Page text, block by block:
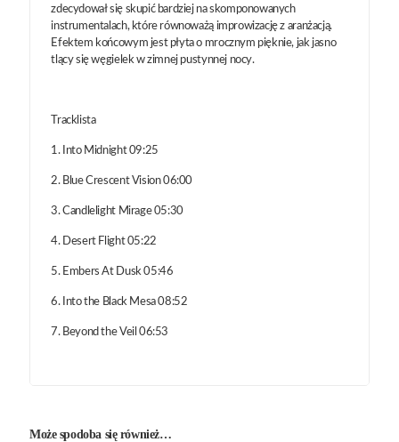
zdecydował się skupić bardziej na skomponowanych
instrumentalach, które równoważą improwizację z aranżacją.
Efektem końcowym jest płyta o mrocznym pięknie, jak jasno
tlący się węgielek w zimnej pustynnej nocy.
Tracklista
1. Into Midnight 09:25
2. Blue Crescent Vision 06:00
3. Candlelight Mirage 05:30
4. Desert Flight 05:22
5. Embers At Dusk 05:46
6. Into the Black Mesa 08:52
7. Beyond the Veil 06:53
Może spodoba się również…